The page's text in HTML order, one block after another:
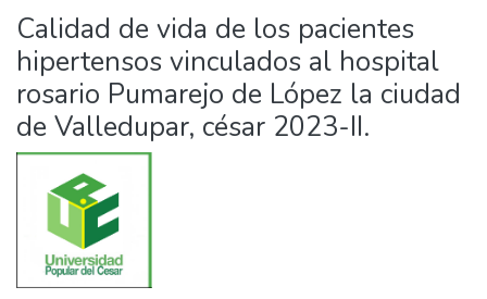
Calidad de vida de los pacientes
hipertensos vinculados al hospital
rosario Pumarejo de López la ciudad
de Valledupar, césar 2023-II.